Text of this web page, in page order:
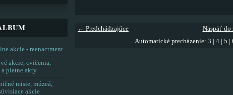
← Predchádzajúce
Naspäť do
Automatické precházenie: 3 4| 5
akcie - reenactment
akcie, cvičenia,
a pietne akty
misie, múzeá,
akcie